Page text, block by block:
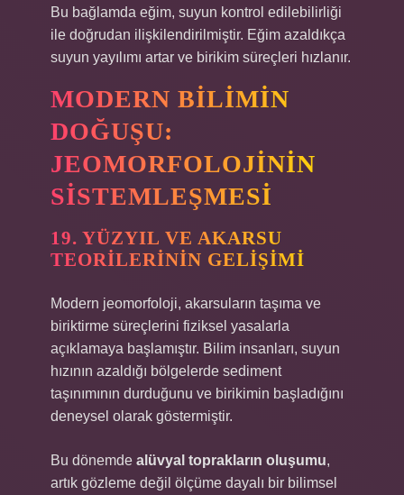
Bu bağlamda eğim, suyun kontrol edilebilirliği
ile doğrudan ilişkilendirilmiştir. Eğim azaldıkça
suyun yayılımı artar ve birikim süreçleri hızlanır.
MODERN BILIMIN
DOĞUŞU:
JEOMORFOLOJININ
SISTEMLEŞMESI
19. YÜZYIL VE AKARSU
TEORILERININ GELIŞIMI
Modern jeomorfoloji, akarsuların taşıma ve
biriktirme süreçlerini fiziksel yasalarla
açıklamaya başlamıştır. Bilim insanları, suyun
hızının azaldığı bölgelerde sediment
taşınımının durduğunu ve birikimin başladığını
deneysel olarak göstermiştir.
Bu dönemde alüvyal toprakların oluşumu,
artık gözleme değil ölçüme dayalı bir bilimsel